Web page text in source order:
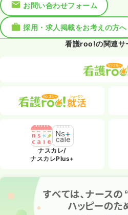
お問い合わせフォーム
採用・求人掲載をお考えの方へ
看護roo!の関連サ
ナスカレ/
ナスカレPlus+